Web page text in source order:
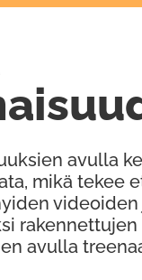
avulla
mikä tekee
videoiden
rakennettujen
avulla